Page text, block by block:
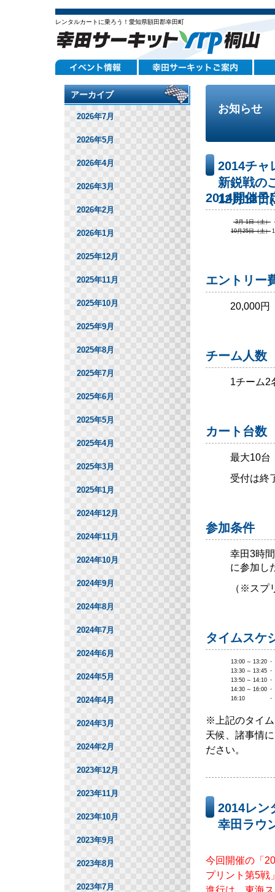
レンタルカートに乗ろう！愛知県額田郡幸田町
お知らせ
2014チャ
新鋭戦の
12月13日
2014開催予
3月 1日（土）
10月25日（土）
エントリー
20,000円
チーム人数
1チーム2
カート台数
最大10台
受付は終
参加条件
幸田3時
に参加し
（※スプ
タイムスケ
13:00 ～ 13:20
13:30 ～ 13:45
13:50 ～ 14:10
14:30 ～ 16:00
16:10
※上記のタイ
天候、諸事情
ださい。
2014レン
幸田ラウ
今回開催の「
プリント第5戦
進行は、東海
アーカイブ
2026年7月
2026年5月
2026年4月
2026年3月
2026年2月
2026年1月
2025年12月
2025年11月
2025年10月
2025年9月
2025年8月
2025年7月
2025年6月
2025年5月
2025年4月
2025年3月
2025年1月
2024年12月
2024年11月
2024年10月
2024年9月
2024年8月
2024年7月
2024年6月
2024年5月
2024年4月
2024年3月
2024年2月
2023年12月
2023年11月
2023年10月
2023年9月
2023年8月
2023年7月